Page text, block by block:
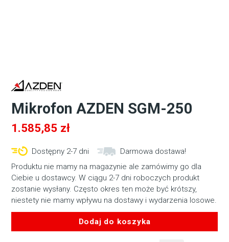
Mikrofon AZDEN SGM-250
1.585,85 zł
Dostępny 2-7 dni
Darmowa dostawa!
Produktu nie mamy na magazynie ale zamówimy go dla
Ciebie u dostawcy. W ciągu 2-7 dni roboczych produkt
zostanie wysłany. Często okres ten może być krótszy,
niestety nie mamy wpływu na dostawy i wydarzenia losowe.
Dodaj do koszyka